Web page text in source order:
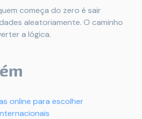
começa do zero é sair
aleatoriamente. O caminho
a lógica.
online para escolher